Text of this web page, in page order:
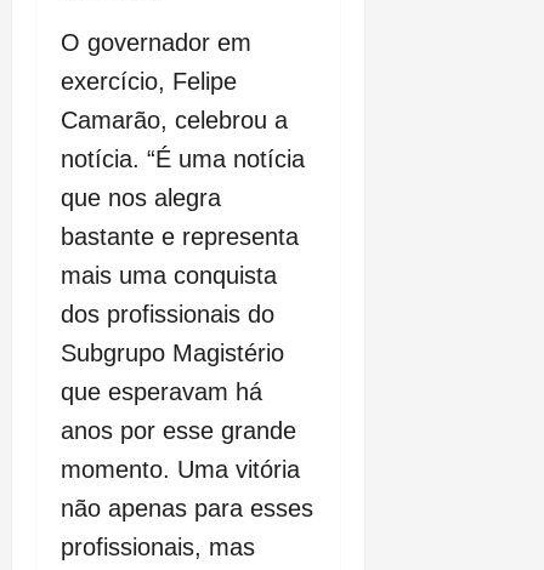
O governador em
exercício, Felipe
Camarão, celebrou a
notícia. “É uma notícia
que nos alegra
bastante e representa
mais uma conquista
dos profissionais do
Subgrupo Magistério
que esperavam há
anos por esse grande
momento. Uma vitória
não apenas para esses
profissionais, mas